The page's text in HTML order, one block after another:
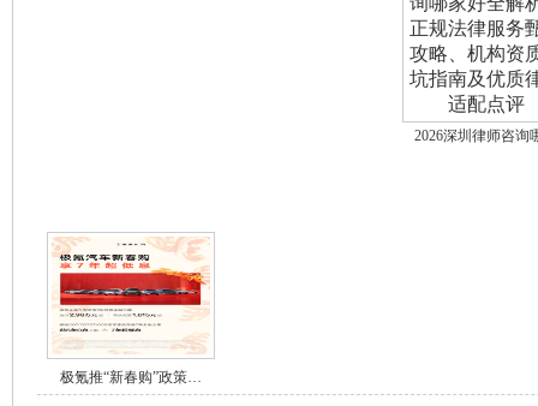
2026深圳律师咨
极氪推“新春购”政策…